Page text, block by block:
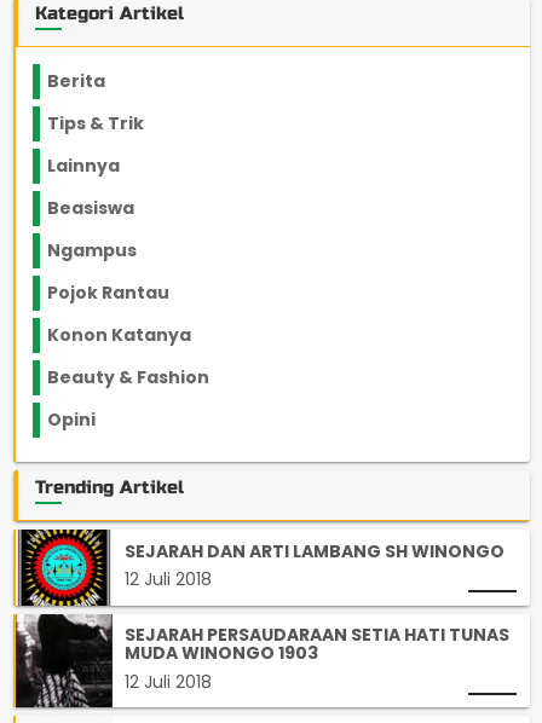
Kategori Artikel
Berita
Tips & Trik
Lainnya
Beasiswa
Ngampus
Pojok Rantau
Konon Katanya
Beauty & Fashion
Opini
Trending Artikel
SEJARAH DAN ARTI LAMBANG SH WINONGO
12 Juli 2018
SEJARAH PERSAUDARAAN SETIA HATI TUNAS
MUDA WINONGO 1903
12 Juli 2018